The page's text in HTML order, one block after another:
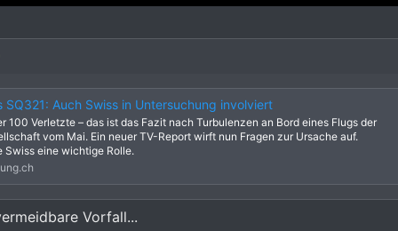
SQ321: Auch Swiss in Untersuchung involviert
100 Verletzte – das ist das Fazit nach Turbulenzen an Bord eines Flugs der
vom Mai. Ein neuer TV-Report wirft nun Fragen zur Ursache auf.
Swiss eine wichtige Rolle.
Vorfall...